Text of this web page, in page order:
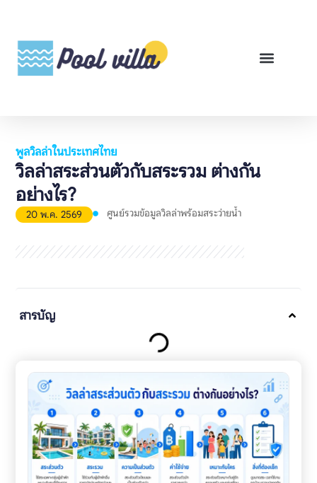
พูลวิลล่าในประเทศไทย
วิลล่าสระส่วนตัวกับสระรวม ต่างกัน
อย่างไร?
20 พ.ค. 2569 ศูนย์รวมข้อมูลวิลล่าพร้อมสระว่ายน้ำ
สารบัญ